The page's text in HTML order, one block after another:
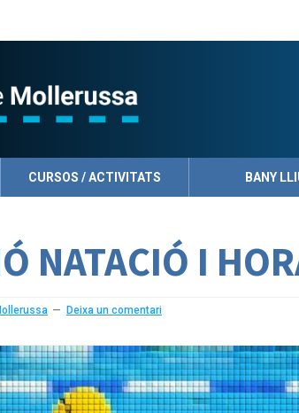
CURSOS / ACTIVITATS BANY
NATACIÓ I
Deixa un comentari